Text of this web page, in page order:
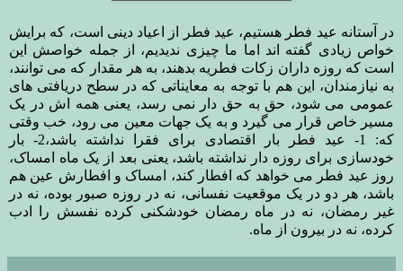
در آستانه عید فطر هستیم، عید فطر از اعیاد دینی است، که برایش
خواص زیادی گفته اند اما ما چیزی ندیدیم، از جمله خواصش این
است که روزه داران زکات فطریه بدهند، به هر مقدار که می توانند،
به نیازمندان، این هم با توجه به معایناتی که در سطح دریافتی های
عمومی می شود، حق به حق دار نمی رسد، یعنی همه اش در یک
مسیر خاص قرار می گیرد و به یک جهات معین می رود، خب وقتی
که: 1- عید فطر بار اقتصادی برای فقرا نداشته باشد،2- بار
خودسازی برای روزه دار نداشته باشد، یعنی بعد از یک ماه امساک،
روز عید فطر می خواهد که افطار کند، امساک و افطارش عین هم
باشد، هر دو در یک موقعیت نفسانی، نه در روزه صبور بوده، نه در
غیر رمضان، نه در ماه رمضان خودشکنی کرده نفسش را ادب
کرده، نه در بیرون از ماه.